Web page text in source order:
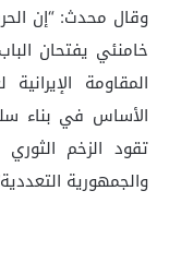
وقال محدث: “إن
خامنئي يفتحان
المقاومة
الأساس في بناء
تقود الزخم
والجمهورية